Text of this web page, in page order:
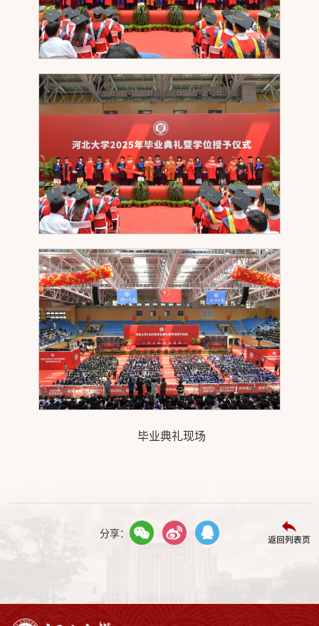
毕业典礼现场
分享： 返回列表页